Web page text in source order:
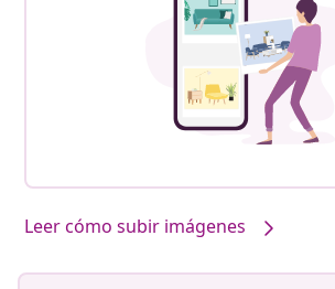
Leer cómo subir imágenes